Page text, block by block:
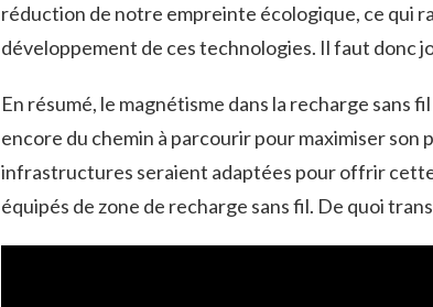
réduction de notre empreinte écologique, ce qui
développement de ces technologies. Il faut donc
En résumé, le magnétisme dans la recharge sans
encore du chemin à parcourir pour maximiser
infrastructures seraient adaptées pour offrir
équipés de zone de recharge sans fil. De quoi